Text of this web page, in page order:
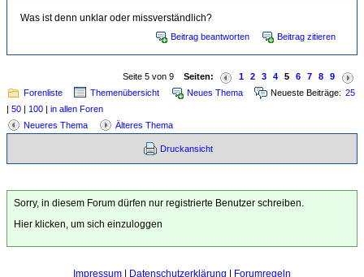
Was ist denn unklar oder missverständlich?
Beitrag beantworten Beitrag zitieren
Seite 5 von 9 Seiten: 1 2 3 4 5 6 7 8
9
Forenliste
Themenübersicht Neues Thema Neueste Beiträge: 25
| 50 | 100 | in allen Foren
Neueres Thema
Älteres Thema
Druckansicht
Sorry, in diesem Forum dürfen nur registrierte Benutzer schreiben.
Hier klicken, um sich einzuloggen
Impressum Datenschutzerklärung Forumregeln